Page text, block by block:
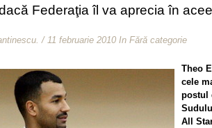
Federaţia îl va aprecia în
. / 11 februarie 2010 In Fără categorie
Theo
cele
postul
All